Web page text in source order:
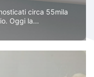
circa 55mila
Oggi la...